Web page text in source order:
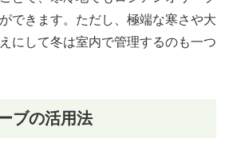
できます。ただし、極端な寒さや大
にして冬は室内で管理するのも一つ
ブの活用法